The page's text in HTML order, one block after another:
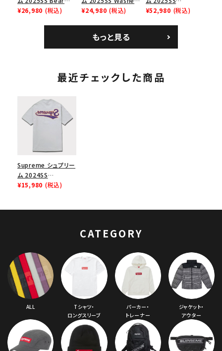
Tee ベア Tシャツ ブ
¥26,980 (税込)
Chino Twill Camp
ブラック 黒
¥24,980 (税込)
Bandana Football
¥52,980 (税込)
もっと見る
最近チェックした商品
Supreme シュプリー
ム 2024SS
Backwards Tee バ
¥15,980 (税込)
CATEGORY
ALL
Tシャツ・
ロングスリーブ
パーカー・
トレーナー
ジャケット・
アウター